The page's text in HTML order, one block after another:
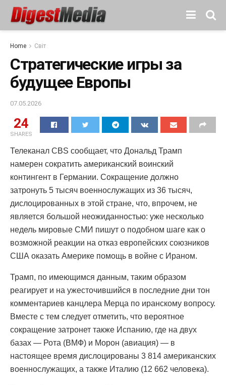
Home Світ
Стратегические игры за
будущее Европы
07.05.2026
24
SHARES
Телеканал CBS сообщает, что Дональд Трамп
намерен сократить американский воинский
контингент в Германии. Сокращение должно
затронуть 5 тысяч военнослужащих из 36 тысяч,
дислоцированных в этой стране, что, впрочем, не
является большой неожиданностью: уже несколько
недель мировые СМИ пишут о подобном шаге как о
возможной реакции на отказ европейских союзников
США оказать Америке помощь в войне с Ираном.
Трамп, по имеющимся данным, таким образом
реагирует и на ужесточившийся в последние дни тон
комментариев канцлера Мерца по иранскому вопросу.
Вместе с тем следует отметить, что вероятное
сокращение затронет также Испанию, где на двух
базах — Рота (ВМФ) и Морон (авиация) — в
настоящее время дислоцированы 3 814 американских
военнослужащих, а также Италию (12 662 человека).